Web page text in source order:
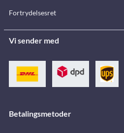
Fortrydelsesret
Vi sender med
Betalingsmetoder